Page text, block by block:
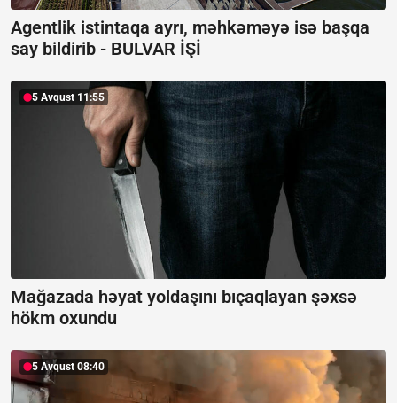
Agentlik istintaqa ayrı, məhkəməyə isə başqa
say bildirib - BULVAR İŞİ
5 Avqust 11:55
Mağazada həyat yoldaşını bıçaqlayan şəxsə
hökm oxundu
5 Avqust 08:40